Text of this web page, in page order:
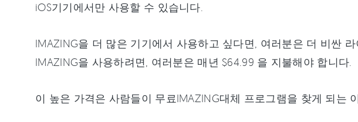
iOS기기에서만 사용할 수 있습니다.
IMAZING을 더 많은 기기에서 사용하고 싶다면, 여러분은 더 비싼
IMAZING을 사용하려면, 여러분은 매년 $64.99 을 지불해야 합니다.
이 높은 가격은 사람들이 무료IMAZING대체 프로그램을 찾게 되는